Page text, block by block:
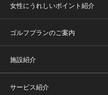
女性にうれしいポイント紹介
ゴルフプランのご案内
施設紹介
サービス紹介